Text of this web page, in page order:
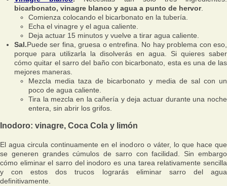
bicarbonato, vinagre blanco y agua a punto de hervor.
Comienza colocando el bicarbonato en la tubería.
Echa el vinagre y el agua caliente.
Deja actuar 15 minutos y vuelve a tirar agua caliente.
Sal.Puede ser fina, gruesa o entrefina. No hay problema con eso,
porque para utilizarla la disolverás en agua. Si quieres saber
cómo quitar el sarro del baño con bicarbonato, esta es una de las
mejores maneras.
Mezcla media taza de bicarbonato y media de sal con un
poco de agua caliente.
Tira la mezcla en la cañería y deja actuar durante una noche
entera, sin abrir los grifos.
Inodoro: vinagre, Coca Cola y limón
El agua circula continuamente en el inodoro o váter, lo que hace que
se generen grandes cúmulos de sarro con facilidad. Sin embargo
cómo eliminar el sarro del inodoro es una tarea relativamente sencilla
y con estos dos trucos lograrás eliminar sarro del agua
definitivamente.